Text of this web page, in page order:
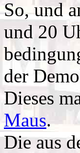
So, und
und 20
der
Dieses
Maus.
Die aus